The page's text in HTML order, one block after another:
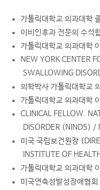
가톨릭대학교 의과대학
이비인후과 전문의 수석
가톨릭대학교 의과대학
NEW YORK CENTER
SWALLOWING
의학박사 가톨릭대학교
가톨릭대학교 의과대학
CLINICAL FELLOW.
DISORDER (NINDS) /
미국 국립보건원장
INSTITUTE OF
가톨릭대학교 의과대학
미국연축성발성장애협